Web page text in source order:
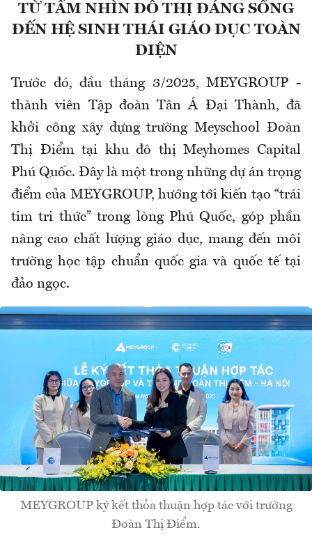
TỪ TẦM NHÌN ĐÔ THỊ ĐÁNG SỐNG
ĐẾN HỆ SINH THÁI GIÁO DỤC TOÀN
DIỆN
Trước đó, đầu tháng 3/2025, MEYGROUP -
thành viên Tập đoàn Tân Á Đại Thành, đã
khởi công xây dựng trường Meyschool Đoàn
Thị Điểm tại khu đô thị Meyhomes Capital
Phú Quốc. Đây là một trong những dự án trọng
điểm của MEYGROUP, hướng tới kiến tạo “trái
tim tri thức” trong lòng Phú Quốc, góp phần
nâng cao chất lượng giáo dục, mang đến môi
trường học tập chuẩn quốc gia và quốc tế tại
đảo ngọc.
MEYGROUP ký kết thỏa thuận hợp tác với trường
Đoàn Thị Điểm.